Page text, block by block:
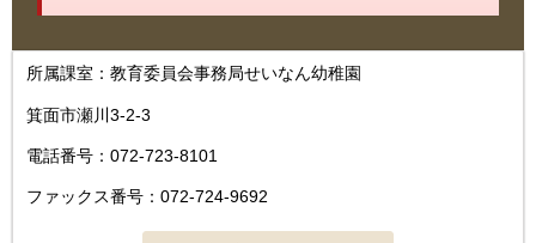
所属課室：教育委員会事務局せいなん幼稚園
箕面市瀬川3-2-3
電話番号：072-723-8101
ファックス番号：072-724-9692